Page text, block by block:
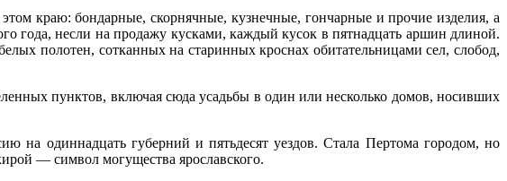
краю: бондарные, скорнячные, кузнечные, гончарные и прочие изделия, а
года, несли на продажу кусками, каждый кусок в пятнадцать аршин длиной.
полотен, сотканных на старинных кроснах обитательницами сел, слобод,
пунктов, включая сюда усадьбы в один или несколько домов, носивших
на одиннадцать губерний и пятьдесят уездов. Стала Пертома городом, но
— символ могущества ярославского.